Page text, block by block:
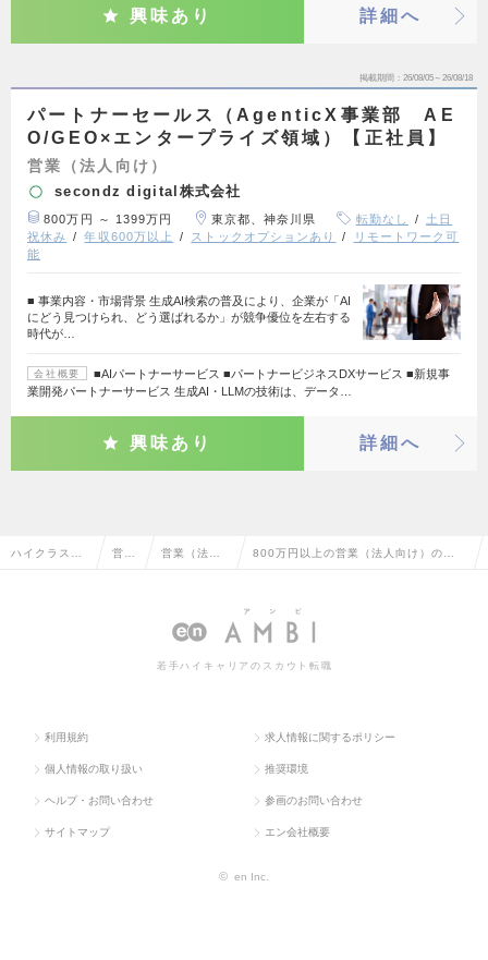
興味あり 詳細へ
掲載期間 26/08/05～26/08/18
パートナーセールス（AgenticX事業部 AE
O/GEO×エンタープライズ領域）【正社員】
営業（法人向け）
secondz digital株式会社
800万円 ～ 1399万円 東京都、神奈川県 転勤なし
土日
祝休み
年収600万以上 ストックオプションあり
リモートワーク可
能
■ 事業内容・市場背景 生成AI検索の普及により、企業が「AI
にどう見つけられ、どう選ばれるか」が競争優位を左右する
時代が…
会社概要
■AIパートナーサービス ■パートナービジネスDXサービス ■新規事
業開発パートナーサービス 生成AI・LLMの技術は、データ…
興味あり 詳細へ
ハイクラス求 営業 営業（法人 800万円以上の営業（法人向け）の転
若手ハイキャリアのスカウト転職
利用規約 求人情報に関するポリシー
個人情報の取り扱い 推奨環境
ヘルプ・お問い合わせ 参画のお問い合わせ
サイトマップ エン会社概要
© en Inc.